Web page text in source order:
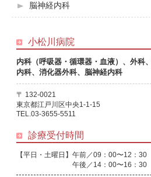
脳神経内科
小松川病院
内科（呼吸器・循環器・血液）、外科
内科、消化器外科、脳神経内科
〒 132-0021
東京都江戸川区中央1-1-15
TEL.03-3655-5511
診療受付時間
【平日・土曜日】 午前／09：00〜12：30
午後／14：00〜16：30